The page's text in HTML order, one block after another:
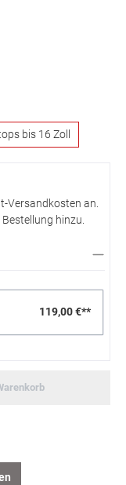
bis 16 Zoll
Versandkosten an.
hinzu.
119,00 €**